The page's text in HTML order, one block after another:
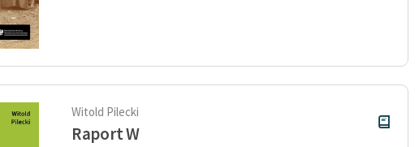
Witold Pilecki
Raport W